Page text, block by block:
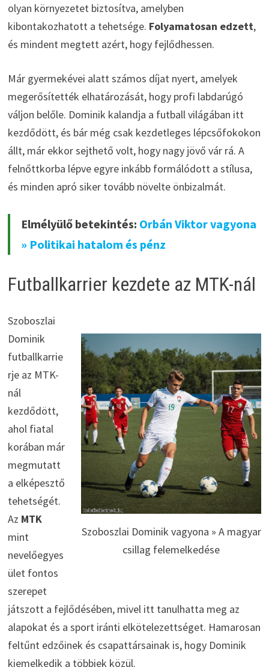
olyan környezetet biztosítva, amelyben
kibontakozhatott a tehetsége. Folyamatosan edzett,
és mindent megtett azért, hogy fejlődhessen.
Már gyermekévei alatt számos díjat nyert, amelyek
megerősítették elhatározását, hogy profi labdarúgó
váljon belőle. Dominik kalandja a futball világában itt
kezdődött, és bár még csak kezdetleges lépcsőfokokon
állt, már ekkor sejthető volt, hogy nagy jövő vár rá. A
felnőttkorba lépve egyre inkább formálódott a stílusa,
és minden apró siker tovább növelte önbizalmát.
Elmélyülő betekintés: Orbán Viktor vagyona
» Politikai hatalom és pénz
Futballkarrier kezdete az MTK-nál
Szoboszlai Dominik vagyona » A magyar
csillag felemelkedése
Szoboszlai
Dominik
futballkarrie
rje az MTK-
nál
kezdődött,
ahol fiatal
korában már
megmutatt
a elképesztő
tehetségét.
Az MTK
mint
nevelőegyes
ület fontos
szerepet
játszott a fejlődésében, mivel itt tanulhatta meg az
alapokat és a sport iránti elkötelezettséget. Hamarosan
feltűnt edzőinek és csapattársainak is, hogy Dominik
kiemelkedik a többiek közül.